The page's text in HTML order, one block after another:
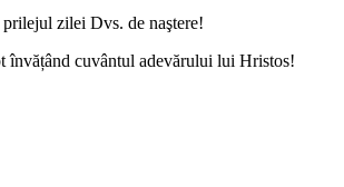
zilei Dvs. de naştere!
învățând cuvântul adevărului lui Hristos!